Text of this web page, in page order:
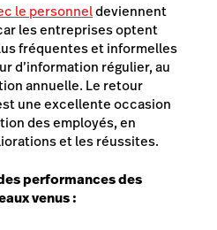
le personneldeviennent
les entreprises optent
fréquentes et informelles
d’information régulier, au
annuelle. Le retour
une excellente occasion
des employés, en
et les réussites.
performances des
venus :